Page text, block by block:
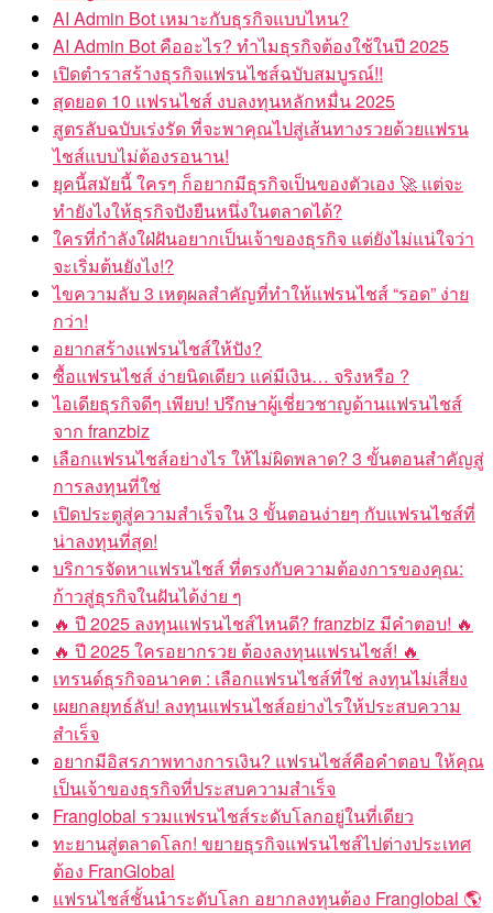
AI Admin Bot เหมาะกับธุรกิจแบบไหน?
AI Admin Bot คืออะไร? ทำไมธุรกิจต้องใช้ในปี 2025
เปิดตำราสร้างธุรกิจแฟรนไชส์ฉบับสมบูรณ์!!
สุดยอด 10 แฟรนไชส์ งบลงทุนหลักหมื่น 2025
สูตรลับฉบับเร่งรัด ที่จะพาคุณไปสู่เส้นทางรวยด้วยแฟรน
ไชส์แบบไม่ต้องรอนาน!
ยุคนี้สมัยนี้ ใครๆ ก็อยากมีธุรกิจเป็นของตัวเอง 🚀 แต่จะ
ทำยังไงให้ธุรกิจปังยืนหนึ่งในตลาดได้?
ใครที่กำลังใฝ่ฝันอยากเป็นเจ้าของธุรกิจ แต่ยังไม่แน่ใจว่า
จะเริ่มต้นยังไง!?
ไขความลับ 3 เหตุผลสำคัญที่ทำให้แฟรนไชส์ “รอด” ง่าย
กว่า!
อยากสร้างแฟรนไชส์ให้ปัง?
ซื้อแฟรนไชส์ ง่ายนิดเดียว แค่มีเงิน… จริงหรือ ?
ไอเดียธุรกิจดีๆ เพียบ! ปรึกษาผู้เชี่ยวชาญด้านแฟรนไชส์
จาก franzbiz
เลือกแฟรนไชส์อย่างไร ให้ไม่ผิดพลาด? 3 ขั้นตอนสำคัญสู่
การลงทุนที่ใช่
เปิดประตูสู่ความสำเร็จใน 3 ขั้นตอนง่ายๆ กับแฟรนไชส์ที่
น่าลงทุนที่สุด!
บริการจัดหาแฟรนไชส์ ที่ตรงกับความต้องการของคุณ:
ก้าวสู่ธุรกิจในฝันได้ง่าย ๆ
🔥 ปี 2025 ลงทุนแฟรนไชส์ไหนดี? franzbiz มีคำตอบ! 🔥
🔥 ปี 2025 ใครอยากรวย ต้องลงทุนแฟรนไชส์! 🔥
เทรนด์ธุรกิจอนาคต : เลือกแฟรนไชส์ที่ใช่ ลงทุนไม่เสี่ยง
เผยกลยุทธ์ลับ! ลงทุนแฟรนไชส์อย่างไรให้ประสบความ
สำเร็จ
อยากมีอิสรภาพทางการเงิน? แฟรนไชส์คือคำตอบ ให้คุณ
เป็นเจ้าของธุรกิจที่ประสบความสำเร็จ
Franglobal รวมแฟรนไชส์ระดับโลกอยู่ในที่เดียว
ทะยานสู่ตลาดโลก! ขยายธุรกิจแฟรนไชส์ไปต่างประเทศ
ต้อง FranGlobal
แฟรนไชส์ชั้นนำระดับโลก อยากลงทุนต้อง Franglobal 🌎